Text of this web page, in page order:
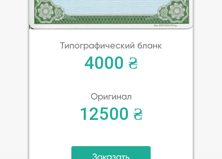
Типографический бланк
4000 ₴
Оригинал
12500 ₴